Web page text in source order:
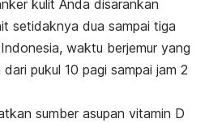
kulit Anda disarankan
setidaknya dua sampai tiga
waktu berjemur yang
pukul 10 pagi sampai jam 2
sumber asupan vitamin D